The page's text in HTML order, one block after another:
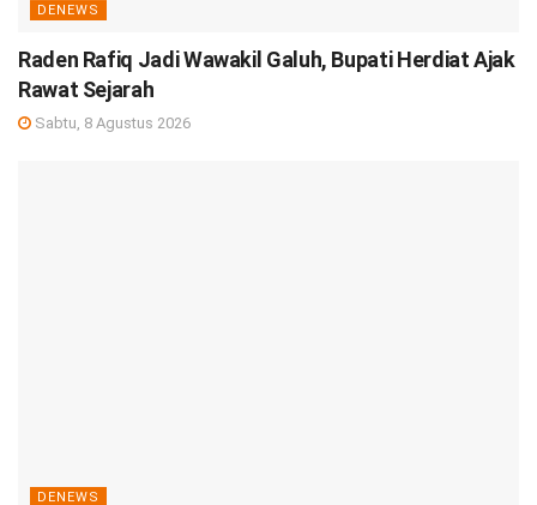
DENEWS
Raden Rafiq Jadi Wawakil Galuh, Bupati Herdiat Ajak
Rawat Sejarah
Sabtu, 8 Agustus 2026
DENEWS